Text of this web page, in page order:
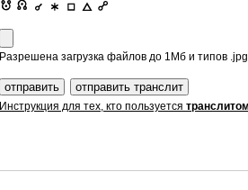
Разрешена загрузка файлов до 1Мб и типов
Инструкция для тех, кто пользуется